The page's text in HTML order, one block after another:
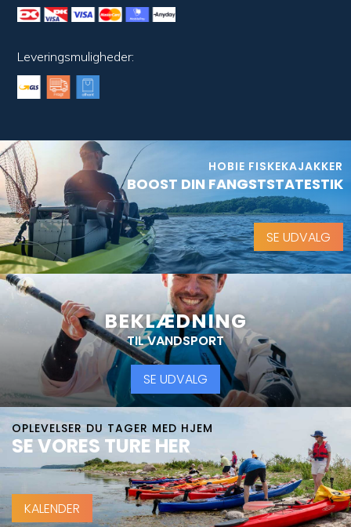
Leveringsmuligheder:
HOBIE FISKEKAJAKKER
BOOST DIN FANGSTSTATESTIK
SE UDVALG
BEKLÆDNING
TIL VANDSPORT
SE UDVALG
OPLEVELSER DU TAGER MED HJEM
SE VORES TURE HER
KALENDER